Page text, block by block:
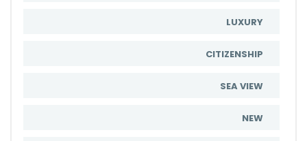
LUXURY
CITIZENSHIP
SEA VIEW
NEW